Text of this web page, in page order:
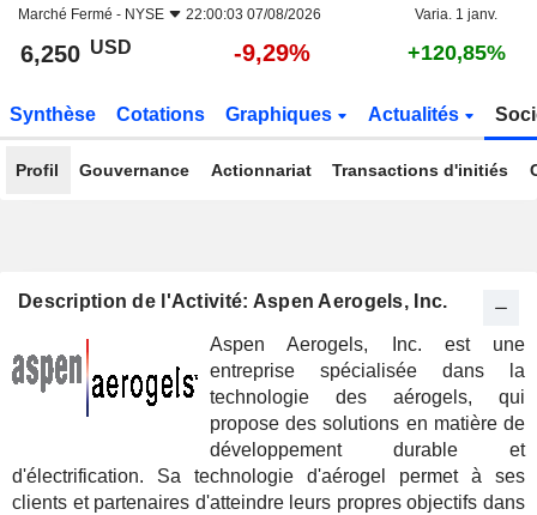
Marché Fermé - NYSE 22:00:03 07/08/2026 Varia. 1 janv.
6,250 USD -9,29% +120,85%
Synthèse Cotations Graphiques Actualités
Profil Gouvernance Actionnariat Transactions d'initiés
Description de l'Activité: Aspen Aerogels, Inc.
Aspen Aerogels, Inc. est une
entreprise spécialisée dans la
technologie des aérogels, qui
propose des solutions en matière de
développement durable et
d'électrification. Sa technologie d'aérogel permet à ses
clients et partenaires d'atteindre leurs propres objectifs dans